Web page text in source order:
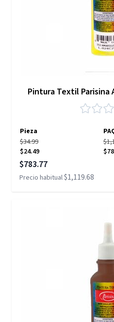
Pintura Textil Parisina
Pieza
$34.99
$24.49
Precio especial
$783.77
Precio habitual$1,119.68